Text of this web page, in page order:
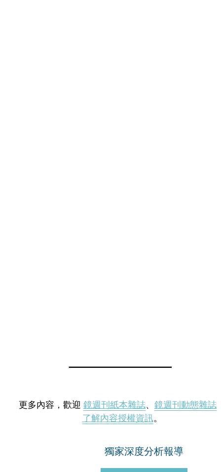
更多內容，歡迎 鏡週刊紙本雜誌、 鏡週刊動態雜誌
了解內容授權資訊。
獨家深度分析報導